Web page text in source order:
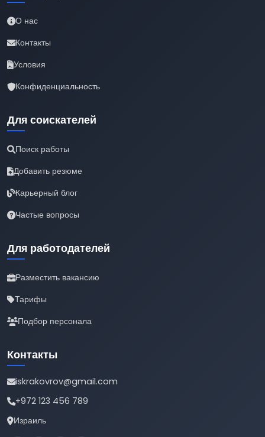
О нас
Контакты
Условия
Конфиденциальность
Для соискателей
Поиск работы
Добавить резюме
Карьерный блог
Частые вопросы
Для работодателей
Разместить вакансию
Тарифы
Подбор персонала
Контакты
iskrakovrov@gmail.com
+972 123 456 789
Израиль